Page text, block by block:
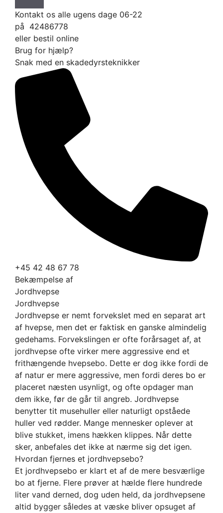
Kontakt os alle ugens dage 06-22
på 42486778
eller bestil online
Brug for hjælp?
Snak med en skadedyrsteknikker
+45 42 48 67 78
Bekæmpelse af
Jordhvepse
Jordhvepse
Jordhvepse er nemt forvekslet med en separat art
af hvepse, men det er faktisk en ganske almindelig
gedehams. Forvekslingen er ofte forårsaget af, at
jordhvepse ofte virker mere aggressive end et
frithængende hvepsebo. Dette er dog ikke fordi de
af natur er mere aggressive, men fordi deres bo er
placeret næsten usynligt, og ofte opdager man
dem ikke, før de går til angreb. Jordhvepse
benytter tit musehuller eller naturligt opståede
huller ved rødder. Mange mennesker oplever at
blive stukket, imens hækken klippes. Når dette
sker, anbefales det ikke at nærme sig det igen.
Hvordan fjernes et jordhvepsebo?
Et jordhvepsebo er klart et af de mere besværlige
bo at fjerne. Flere prøver at hælde flere hundrede
liter vand derned, dog uden held, da jordhvepsene
altid bygger således at væske bliver opsuget af